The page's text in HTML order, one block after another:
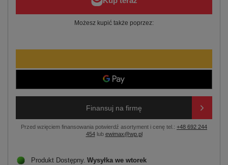
Możesz kupić także poprzez:
Finansuj na firmę
Przed wzięciem finansowania potwierdź asortyment i cenę tel.: +48 692 244
454lub ewimax@wp.pl
Produkt Dostępny Wysyłka we wtorek